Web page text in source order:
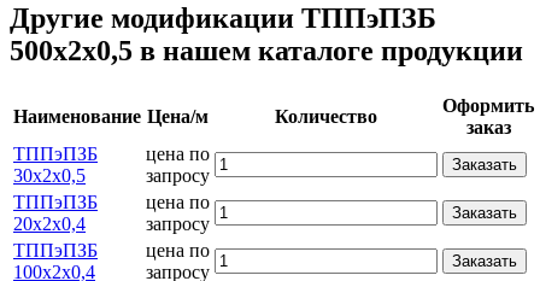
Другие модификации ТППэПЗБ
500х2х0,5 в нашем каталоге продукции
Наименование Цена/м Количество
Оформить
заказ
ТППэПЗБ
30х2х0,5
цена по
запросу
Заказать
ТППэПЗБ
20х2х0,4
цена по
запросу
Заказать
ТППэПЗБ
100х2х0,4
цена по
запросу
Заказать